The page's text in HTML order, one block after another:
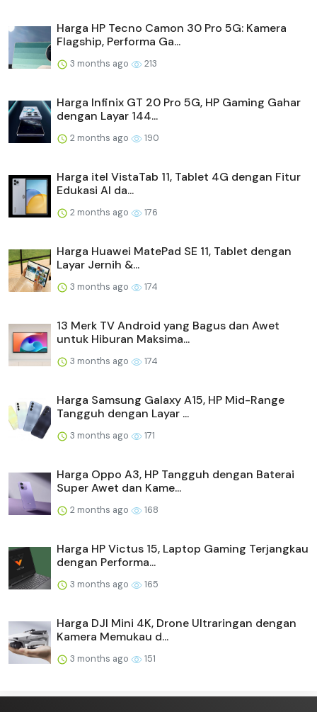
Harga HP Tecno Camon 30 Pro 5G: Kamera
Flagship, Performa Ga...
3 months ago 213
Harga Infinix GT 20 Pro 5G, HP Gaming Gahar
dengan Layar 144...
2 months ago 190
Harga itel VistaTab 11, Tablet 4G dengan Fitur
Edukasi AI da...
2 months ago 176
Harga Huawei MatePad SE 11, Tablet dengan
Layar Jernih &...
3 months ago 174
13 Merk TV Android yang Bagus dan Awet
untuk Hiburan Maksima...
3 months ago 174
Harga Samsung Galaxy A15, HP Mid-Range
Tangguh dengan Layar ...
3 months ago 171
Harga Oppo A3, HP Tangguh dengan Baterai
Super Awet dan Kame...
2 months ago 168
Harga HP Victus 15, Laptop Gaming Terjangkau
dengan Performa...
3 months ago 165
Harga DJI Mini 4K, Drone Ultraringan dengan
Kamera Memukau d...
3 months ago 151